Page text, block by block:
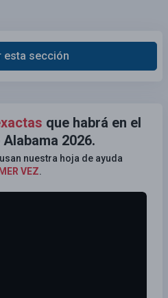
esta sección
que habrá en el
2026.
nuestra hoja de ayuda
VEZ.